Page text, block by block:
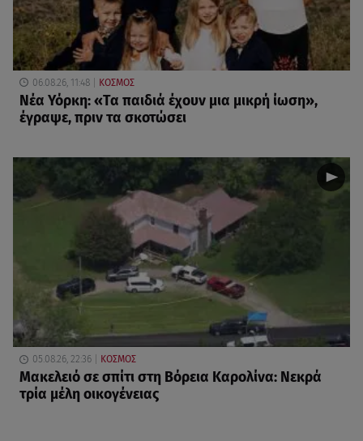
06.08.26, 11:48 ΚΟΣΜΟΣ
Νέα Υόρκη: «Τα παιδιά έχουν μια μικρή ίωση»,
έγραψε, πριν τα σκοτώσει
05.08.26, 22:36 ΚΟΣΜΟΣ
Μακελειό σε σπίτι στη Βόρεια Καρολίνα: Νεκρά
τρία μέλη οικογένειας